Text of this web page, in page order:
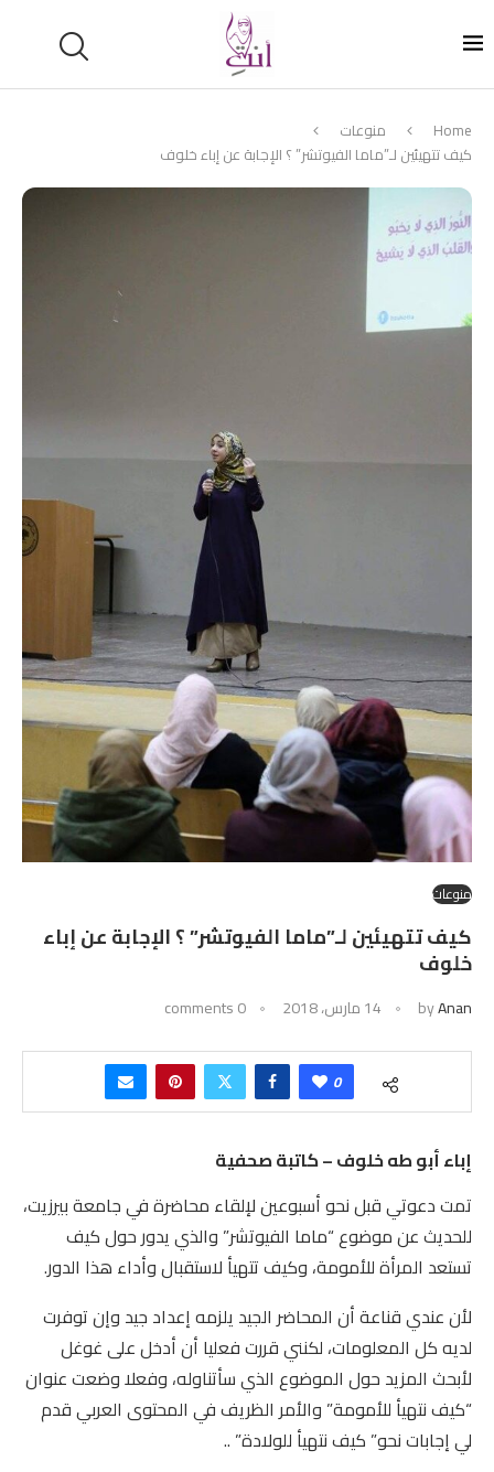
Home
منوعات
كيف تتهيئين لـ”ماما الفيوتشر” ؟ الإجابة عن إباء خلوف
منوعات
كيف تتهيئين لـ”ماما الفيوتشر” ؟ الإجابة عن إباء
خلوف
byAnan 14 مارس، 2018 0 comments
0
إباء أبو طه خلوف – كاتبة صحفية
تمت دعوتي قبل نحو أسبوعين لإلقاء محاضرة في جامعة بيرزيت،
للحديث عن موضوع “ماما الفيوتشر” والذي يدور حول كيف
تستعد المرأة للأمومة، وكيف تتهيأ لاستقبال وأداء هذا الدور.
لأن عندي قناعة أن المحاضر الجيد يلزمه إعداد جيد وإن توفرت
لديه كل المعلومات، لكنني قررت فعليا أن أدخل على غوغل
لأبحث المزيد حول الموضوع الذي سأتناوله، وفعلا وضعت عنوان
“كيف نتهيأ للأمومة” والأمر الظريف في المحتوى العربي قدم
لي إجابات نحو” كيف نتهيأ للولادة” ..